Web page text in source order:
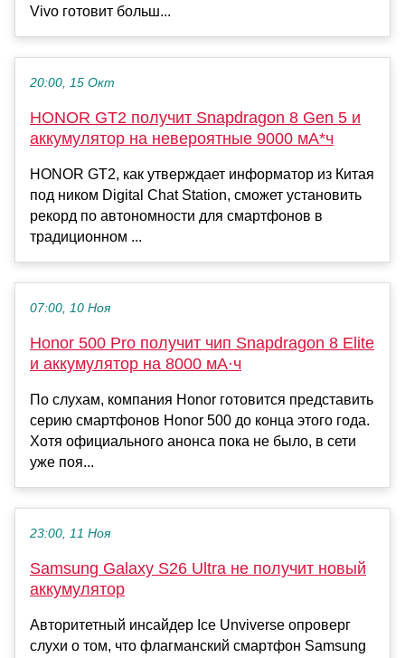
Vivo готовит больш...
20:00, 15 Окт
HONOR GT2 получит Snapdragon 8 Gen 5 и
аккумулятор на невероятные 9000 мА*ч
HONOR GT2, как утверждает информатор из Китая
под ником Digital Chat Station, сможет установить
рекорд по автономности для смартфонов в
традиционном ...
07:00, 10 Ноя
Honor 500 Pro получит чип Snapdragon 8 Elite
и аккумулятор на 8000 мА·ч
По слухам, компания Honor готовится представить
серию смартфонов Honor 500 до конца этого года.
Хотя официального анонса пока не было, в сети
уже поя...
23:00, 11 Ноя
Samsung Galaxy S26 Ultra не получит новый
аккумулятор
Авторитетный инсайдер Ice Unviverse опроверг
слухи о том, что флагманский смартфон Samsung